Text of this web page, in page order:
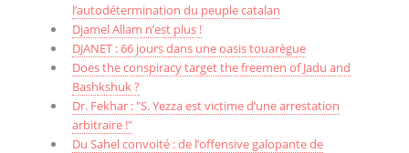
l’autodétermination du peuple catalan
Djamel Allam n’est plus !
DJANET : 66 jours dans une oasis touarègue
Does the conspiracy target the freemen of Jadu and
Bashkshuk ?
Dr. Fekhar : "S. Yezza est victime d’une arrestation
arbitraire !"
Du Sahel convoité : de l’offensive galopante de